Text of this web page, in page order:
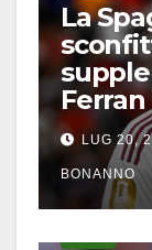
La
LUG 20,
BONANNO